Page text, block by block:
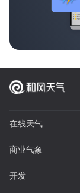
在线天气
商业气象
开发